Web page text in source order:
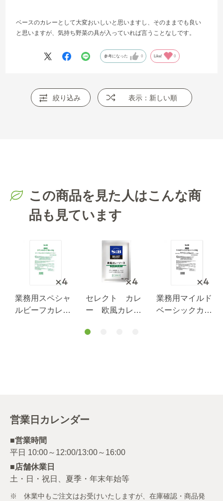
ベースのカレーとして大変おいしいと思いますし、そのままでも良い
と思いますが、気持ち野菜の具が入っていれば言うことなしです。
参考になった 0 Like! 0
絞り込み 表示：新しい順
この商品を見た人はこんな商
品も見ています
業務用スペシャ
ルビーフカレー
セレクト カレ
ー 欧風カレー
ワ仕立て ３ｋ
業務用マイルド
ベーシックカレ
営業日カレンダー
■営業時間
■店舗休業日
土・日・祝日、夏季・年末年始等
※ 休業中もご注文はお受けいたしますが、在庫確認・商品発